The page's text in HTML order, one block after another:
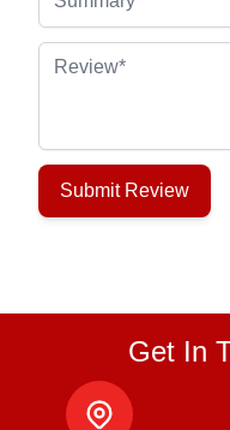
Review
Submit Review
Get In